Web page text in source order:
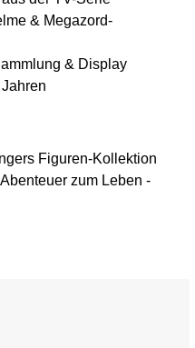
& Megazord-
& Display
Figuren-Kollektion
zum Leben -